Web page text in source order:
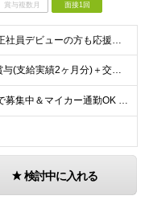
賞与複数月 面接1回
≪人柄重視の採用！正社員デビューの方も応援◎≫ ★フリーターの方、転職回数なども一切不問 ■未経験OK ■学歴不問 ■普通自動車免許をお持ちの方（AT限定可） ≪こんな方にピッタリです！≫ ◎未経験
■月給26万円以上＋賞与(支給実績2ヶ月分)＋交通費 ★6月からはチームインセンティブも新たに導入予定！ ※スキル・経験を考慮の上、決定いたします ※上記には見込み残業代2万円以上（24時間分）を含
★横浜、大阪、福岡で募集中＆マイカー通勤OK ★転勤はありません ★希望の勤務地に配属します 【本社】 神奈川県横浜市戸塚区矢部町65 イェルコローレビル1F 【大阪オフィス】 大阪府大阪市北区池
検討中に入れる